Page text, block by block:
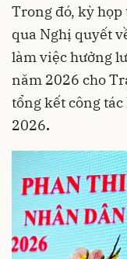
Trong đó, kỳ
qua Nghị quyết
làm việc hưởng
năm 2026 cho
tổng kết công
2026.